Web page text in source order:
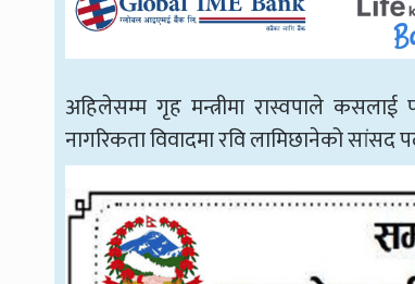
अहिलेसम्म गृह मन्त्रीमा रास्वपाले
नागरिकता विवादमा रवि लामिछानेको